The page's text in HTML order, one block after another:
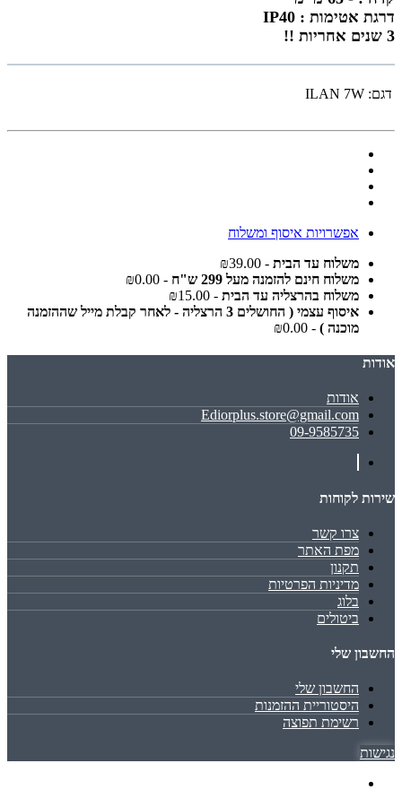
דרגת אטימות : IP40
3 שנים אחריות !!
דגם: ILAN 7W
אפשרויות איסוף ומשלוח
משלוח עד הבית - ₪39.00
משלוח חינם להזמנה מעל 299 ש"ח
- ₪0.00
משלוח בהרצליה עד הבית - ₪15.00
איסוף עצמי ( החושלים 3 הרצליה - לאחר קבלת מייל שההזמנה
מוכנה ) - ₪0.00
אודות
אודות
Ediorplus.store@gmail.com
09-9585735
שירות לקוחות
צרו קשר
מפת האתר
תקנון
מדיניות הפרטיות
בלוג
ביטולים
החשבון שלי
החשבון שלי
היסטוריית ההזמנות
רשימת תפוצה
נגישות